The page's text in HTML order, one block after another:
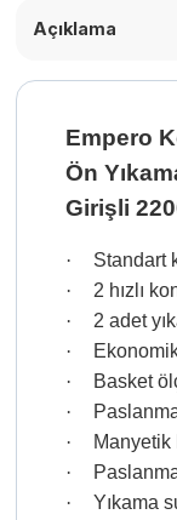
Açıklama
Empero
Ön
Girişli
·
Standart
·
2 hızlı
·
2 adet
·
·
Basket
·
·
·
·
Yıkama